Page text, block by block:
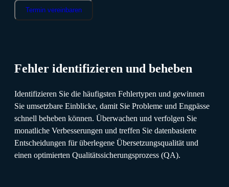
Termin vereinbaren
Fehler identifizieren und beheben
Identifizieren Sie die häufigsten Fehlertypen und gewinnen
Sie umsetzbare Einblicke, damit Sie Probleme und Engpässe
schnell beheben können. Überwachen und verfolgen Sie
monatliche Verbesserungen und treffen Sie datenbasierte
Entscheidungen für überlegene Übersetzungsqualität und
einen optimierten Qualitätssicherungsprozess (QA).